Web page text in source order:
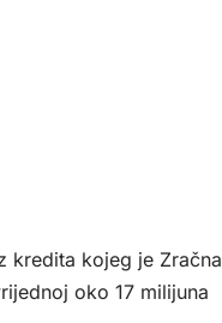
kredita kojeg je Zračna
oko 17 milijuna